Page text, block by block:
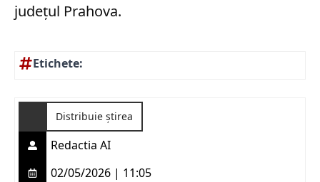
județul Prahova.
Etichete:
Distribuie știrea
Redactia AI
02/05/2026 | 11:05